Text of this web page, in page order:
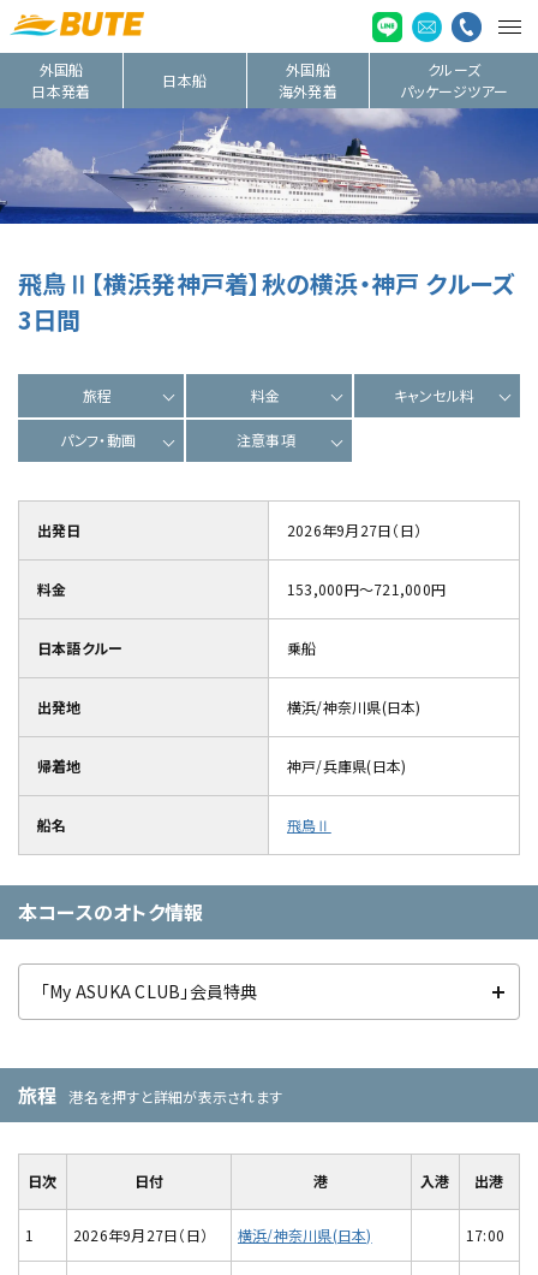
外国船
日本発着
日本船
外国船
海外発着
クルーズ
パッケージツアー
飛鳥Ⅱ【横浜発神戸着】秋の横浜・神戸 クルーズ
3日間
旅程 料金 キャンセル料
パンフ・動画 注意事項
出発日 2026年9月27日（日）
料金 153,000円～721,000円
日本語クルー 乗船
出発地 横浜/神奈川県(日本)
帰着地 神戸/兵庫県(日本)
船名 飛鳥Ⅱ
本コースのオトク情報
「My ASUKA CLUB」会員特典
旅程 港名を押すと詳細が表示されます
日次 日付 港 入港 出港
1 2026年9月27日（日） 横浜/神奈川県(日本) 17:00